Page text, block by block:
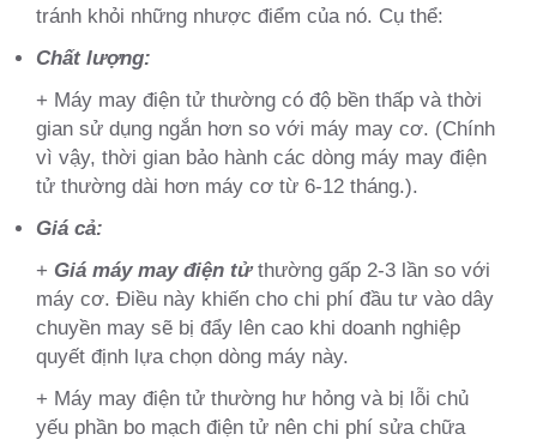
tránh khỏi những nhược điểm của nó. Cụ thể:
Chất lượng:
+ Máy may điện tử thường có độ bền thấp và thời
gian sử dụng ngắn hơn so với máy may cơ. (Chính
vì vậy, thời gian bảo hành các dòng máy may điện
tử thường dài hơn máy cơ từ 6-12 tháng.).
Giá cả:
+ Giá máy may điện tửthường gấp 2-3 lần so với
máy cơ. Điều này khiến cho chi phí đầu tư vào dây
chuyền may sẽ bị đẩy lên cao khi doanh nghiệp
quyết định lựa chọn dòng máy này.
+ Máy may điện tử thường hư hỏng và bị lỗi chủ
yếu phần bo mạch điện tử nên chi phí sửa chữa